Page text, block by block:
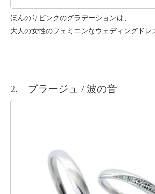
ほんのりピンクのグラデーションは、
大人の女性のフェミニンなウェディングドレ
2. プラージュ / 波の音